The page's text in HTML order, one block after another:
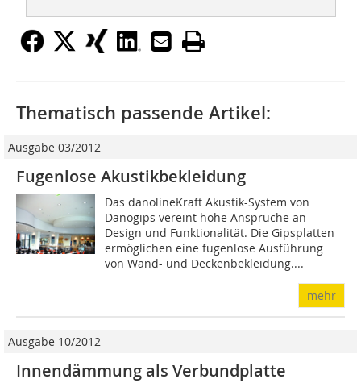
Thematisch passende Artikel:
Ausgabe 03/2012
Fugenlose Akustikbekleidung
Das danolineKraft Akustik-System von
Danogips vereint hohe Ansprüche an
Design und Funktionalität. Die Gipsplatten
ermöglichen eine fugenlose Ausführung
von Wand- und Deckenbekleidung....
mehr
Ausgabe 10/2012
Innendämmung als Verbundplatte